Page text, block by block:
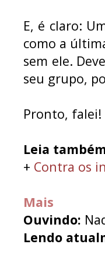
E, é claro:
como a
sem ele.
seu grupo,
Pronto, falei!
Leia
+ Contra os
Mais
Ouvindo:
Lendo